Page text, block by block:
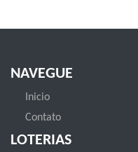
NAVEGUE
Inicio
Contato
LOTERIAS